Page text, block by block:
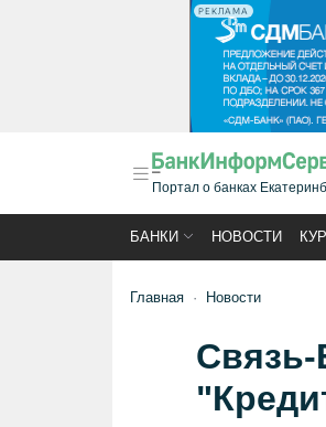
РЕКЛАМА
Портал о банках
БАНКИ НОВОСТИ
Главная Новости
Связь-